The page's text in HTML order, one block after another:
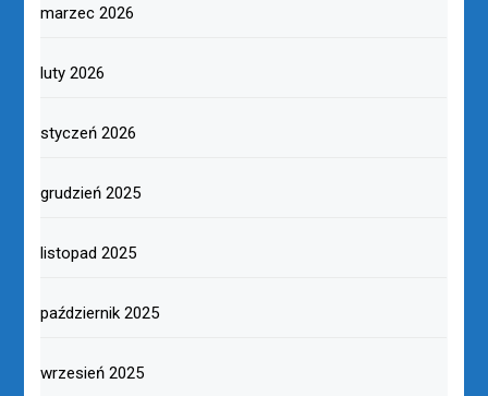
marzec 2026
luty 2026
styczeń 2026
grudzień 2025
listopad 2025
październik 2025
wrzesień 2025